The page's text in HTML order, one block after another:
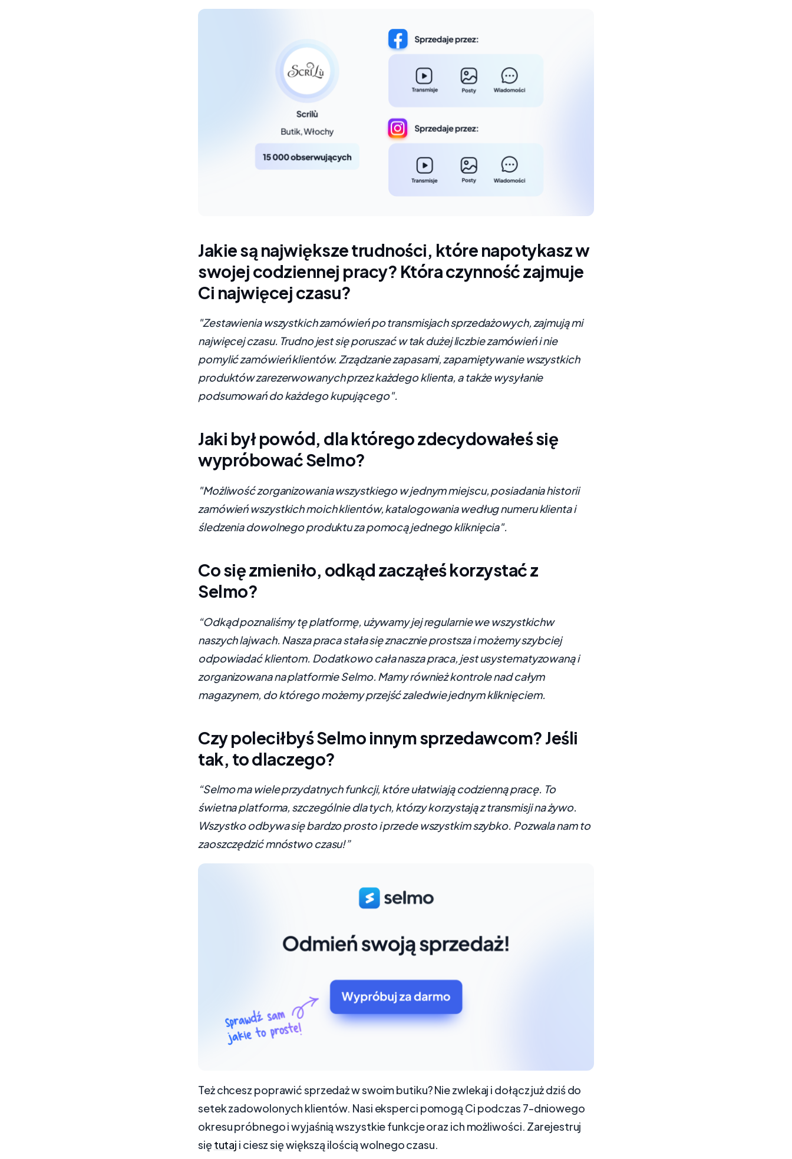
Jakie są największe trudności, które napotykasz w
swojej codziennej pracy? Która czynność zajmuje
Ci najwięcej czasu?
"Zestawienia wszystkich zamówień po transmisjach sprzedażowych, zajmują mi
najwięcej czasu. Trudno jest się poruszać w tak dużej liczbie zamówień i nie
pomylić zamówień klientów. Zrządzanie zapasami, zapamiętywanie wszystkich
produktów zarezerwowanych przez każdego klienta, a także wysyłanie
podsumowań do każdego kupującego".
Jaki był powód, dla którego zdecydowałeś się
wypróbować Selmo?
"Możliwość zorganizowania wszystkiego w jednym miejscu, posiadania historii
zamówień wszystkich moich klientów, katalogowania według numeru klienta i
śledzenia dowolnego produktu za pomocą jednego kliknięcia".
Co się zmieniło, odkąd zacząłeś korzystać z
Selmo?
“Odkąd poznaliśmy tę platformę, używamy jej regularnie we wszystkichw
naszych lajwach. Nasza praca stała się znacznie prostsza i możemy szybciej
odpowiadać klientom. Dodatkowo cała nasza praca, jest usystematyzowaną i
zorganizowana na platformie Selmo. Mamy również kontrole nad całym
magazynem, do którego możemy przejść zaledwie jednym kliknięciem.
Czy poleciłbyś Selmo innym sprzedawcom? Jeśli
tak, to dlaczego?
“Selmo ma wiele przydatnych funkcji, które ułatwiają codzienną pracę. To
świetna platforma, szczególnie dla tych, którzy korzystają z transmisji na żywo.
Wszystko odbywa się bardzo prosto i przede wszystkim szybko. Pozwala nam to
zaoszczędzić mnóstwo czasu!”
Też chcesz poprawić sprzedaż w swoim butiku? Nie zwlekaj i dołącz już dziś do
setek zadowolonych klientów. Nasi eksperci pomogą Ci podczas 7-dniowego
okresu próbnego i wyjaśnią wszystkie funkcje oraz ich możliwości. Zarejestruj
siętutaj i ciesz się większą ilością wolnego czasu.